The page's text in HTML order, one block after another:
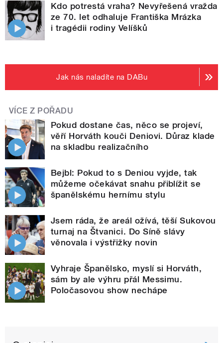
Kdo potrestá vraha? Nevyřešená vražda
ze 70. let odhaluje Františka Mrázka
i tragédii rodiny Velíšků
Jak nás naladíte na DABu
VÍCE Z POŘADU
Pokud dostane čas, něco se projeví,
věří Horváth kouči Deniovi. Důraz klade
na skladbu realizačního
Bejbl: Pokud to s Deniou vyjde, tak
můžeme očekávat snahu přiblížit se
španělskému hernímu stylu
Jsem ráda, že areál ožívá, těší Sukovou
turnaj na Štvanici. Do Síně slávy
věnovala i výstřižky novin
Vyhraje Španělsko, myslí si Horváth,
sám by ale výhru přál Messimu.
Poločasovou show nechápe